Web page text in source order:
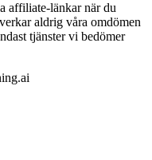
affiliate-länkar när du
aldrig våra omdömen
tjänster vi bedömer